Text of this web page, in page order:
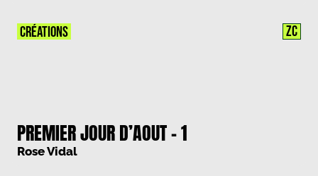
PREMIER JOUR D’AOUT – 1
Rose Vidal
CRÉATIONS ZC